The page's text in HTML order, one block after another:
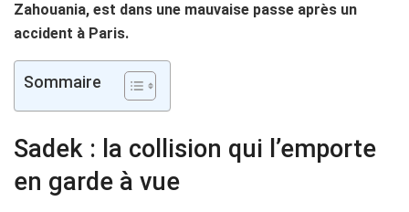
Zahouania, est dans une mauvaise passe après un
accident à Paris.
Sommaire
Sadek : la collision qui l’emporte
en garde à vue